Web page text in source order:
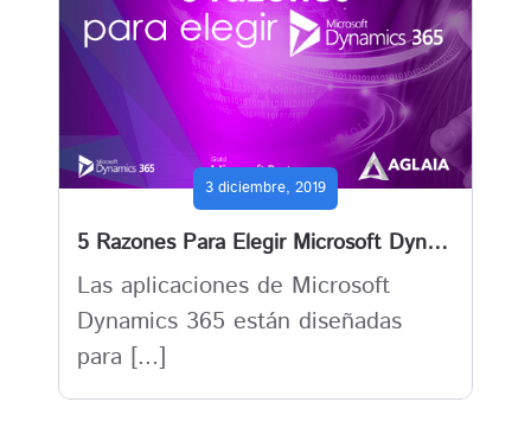
3 diciembre, 2019
5 Razones Para Elegir Microsoft Dynamics 365
Las aplicaciones de Microsoft
Dynamics 365 están diseñadas
para [...]